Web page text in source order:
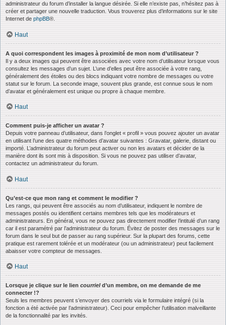
administrateur du forum d’installer la langue désirée. Si elle n’existe pas, n’hésitez pas à
créer et partager une nouvelle traduction. Vous trouverez plus d’informations sur le site
Internet de phpBB®.
Haut
A quoi correspondent les images à proximité de mon nom d’utilisateur ?
Il y a deux images qui peuvent être associées avec votre nom d’utilisateur lorsque vous
consultez les messages d’un sujet. L’une d’elles peut être associée à votre rang,
généralement des étoiles ou des blocs indiquant votre nombre de messages ou votre
statut sur le forum. La seconde image, souvent plus grande, est connue sous le nom
d’avatar et généralement est unique ou propre à chaque membre.
Haut
Comment puis-je afficher un avatar ?
Depuis votre panneau d’utilisateur, dans l’onglet « profil » vous pouvez ajouter un avatar
en utilisant l’une des quatre méthodes d’avatar suivantes : Gravatar, galerie, distant ou
importé. L’administrateur du forum peut activer ou non les avatars et décider de la
manière dont ils sont mis à disposition. Si vous ne pouvez pas utiliser d’avatar,
contactez un administrateur du forum.
Haut
Qu’est-ce que mon rang et comment le modifier ?
Les rangs, qui peuvent être associés au nom d’utilisateur, indiquent le nombre de
messages postés ou identifient certains membres tels que les modérateurs et
administrateurs. En général, vous ne pouvez pas directement modifier l’intitulé d’un rang
car il est paramétré par l’administrateur du forum. Évitez de poster des messages sur le
forum dans le seul but de passer au rang supérieur. Sur la plupart des forums, cette
pratique est rarement tolérée et un modérateur (ou un administrateur) peut facilement
abaisser votre compteur de messages.
Haut
Lorsque je clique sur le lien courrield’un membre, on me demande de me
connecter !?
Seuls les membres peuvent s’envoyer des courriels via le formulaire intégré (si la
fonction a été activée par l’administrateur). Ceci pour empêcher l’utilisation malveillante
de la fonctionnalité par les invités.